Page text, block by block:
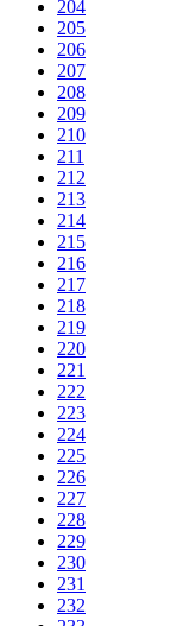
204
205
206
207
208
209
210
211
212
213
214
215
216
217
218
219
220
221
222
223
224
225
226
227
228
229
230
231
232